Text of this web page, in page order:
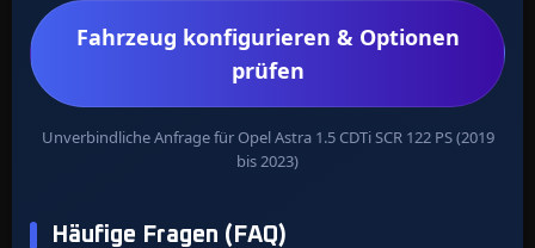
Fahrzeug konfigurieren & Optionen
prüfen
Unverbindliche Anfrage für Opel Astra 1.5 CDTi SCR 122 PS (2019
bis 2023)
Häufige Fragen (FAQ)